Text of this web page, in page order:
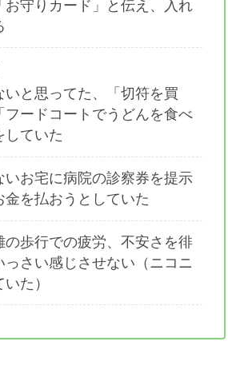
お守りカード」と伝え、入れ
いと思ってた、「切符を買
フードコートでうどんを食べ
していた
いお宅に病院の診察券を提示
金を払おうとしていた
の歩行での疲労、不安さを徘
っさい感じさせない（ニコニ
た）